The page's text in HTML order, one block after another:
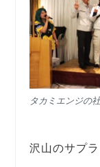
タカミエンジの
沢山のサプ